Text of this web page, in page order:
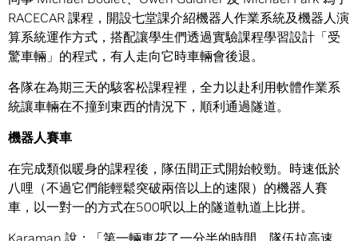
RACECAR 課程，開設七堂課介紹機器人作業系統及機器人演
算系統運作方式，搭配讓學生們透過實驗課程學習設計「受
驚車輛」的程式，有人走向它時車輛會後退。
各隊在為期三天的駭客松課程裡，全力以赴利用軟體作業系
統讓車輛在不撞到東西的情況下，順利通過隧道。
機器人賽車
在完成類似暖身的課程後，隊伍間正式開始較勁。時速低於
八哩（不過它們能輕鬆突破兩倍以上的速限）的機器人賽
車，以一對一的方式在500呎以上的隧道軌道上比拼。